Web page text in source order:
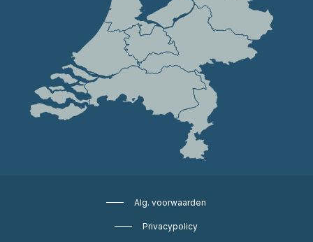
Alg. voorwaarden
Privacypolicy